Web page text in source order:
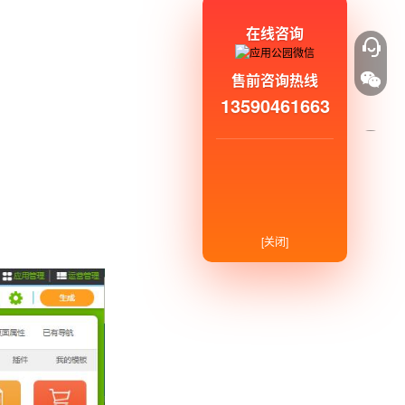
在线咨询
售前咨询热线
13590461663
[关闭]